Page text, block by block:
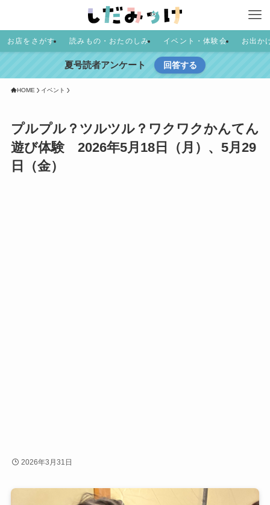
お店をさがす 読みもの・おたのしみ イベント・体験会 お出か
夏号読者アンケート 回答する
HOME イベント
プルプル？ツルツル？ワクワクかんてん
遊び体験 2026年5月18日（月）、5月29
日（金）
2026年3月31日